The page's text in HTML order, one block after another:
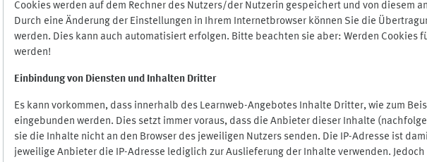
Cookies werden auf dem Rechner des Nutzers/der Nutzerin gespeichert und von diesem
Durch eine Änderung der Einstellungen in Ihrem Internetbrowser können Sie die
werden. Dies kann auch automatisiert erfolgen. Bitte beachten sie aber: Werden
werden!
Einbindung von Diensten und Inhalten Dritter
Es kann vorkommen, dass innerhalb des Learnweb-Angebotes Inhalte Dritter, wie zum
eingebunden werden. Dies setzt immer voraus, dass die Anbieter dieser Inhalte
sie die Inhalte nicht an den Browser des jeweiligen Nutzers senden. Die IP-Adresse ist
jeweilige Anbieter die IP-Adresse lediglich zur Auslieferung der Inhalte verwenden.